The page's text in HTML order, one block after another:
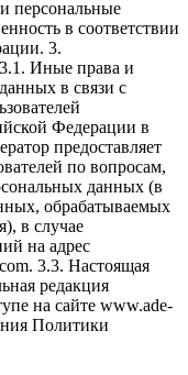
персональные
в соответствии
3.
Иные права и
в связи с
Федерации в
предоставляет
по вопросам,
данных (в
обрабатываемых
в случае
на адрес
3.3. Настоящая
редакция
на сайте www.ade-
Политики